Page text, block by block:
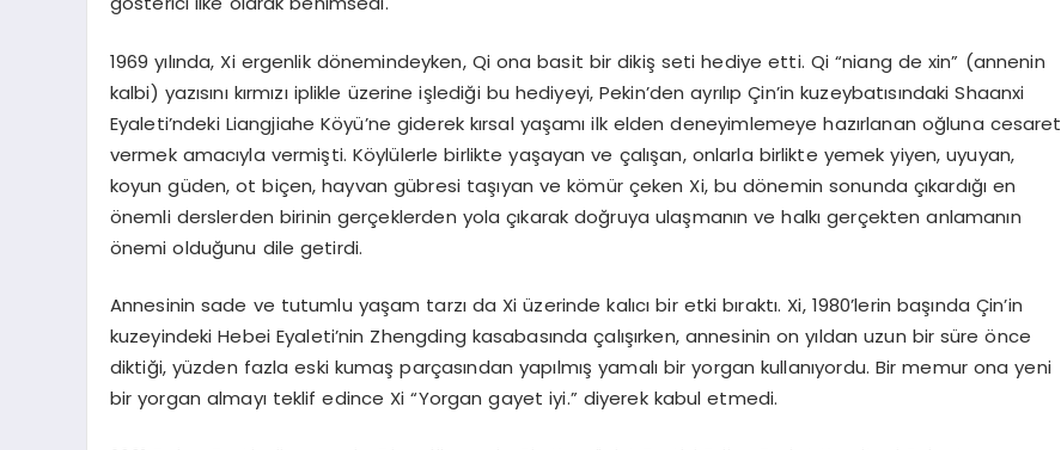
1969 yılında, Xi ergenlik dönemindeyken, Qi ona basit bir dikiş seti hediye etti. Qi “niang de xin” (annenin
kalbi) yazısını kırmızı iplikle üzerine işlediği bu hediyeyi, Pekin’den ayrılıp Çin’in kuzeybatısındaki Shaanxi
Eyaleti’ndeki Liangjiahe Köyü’ne giderek kırsal yaşamı ilk elden deneyimlemeye hazırlanan oğluna cesaret
vermek amacıyla vermişti. Köylülerle birlikte yaşayan ve çalışan, onlarla birlikte yemek yiyen, uyuyan,
koyun güden, ot biçen, hayvan gübresi taşıyan ve kömür çeken Xi, bu dönemin sonunda çıkardığı en
önemli derslerden birinin gerçeklerden yola çıkarak doğruya ulaşmanın ve halkı gerçekten anlamanın
önemi olduğunu dile getirdi.
Annesinin sade ve tutumlu yaşam tarzı da Xi üzerinde kalıcı bir etki bıraktı. Xi, 1980’lerin başında Çin’in
kuzeyindeki Hebei Eyaleti’nin Zhengding kasabasında çalışırken, annesinin on yıldan uzun bir süre önce
diktiği, yüzden fazla eski kumaş parçasından yapılmış yamalı bir yorgan kullanıyordu. Bir memur ona yeni
bir yorgan almayı teklif edince Xi “Yorgan gayet iyi.” diyerek kabul etmedi.